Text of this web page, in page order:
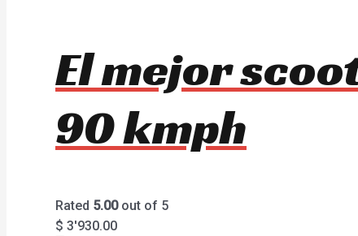
El mejor
90 kmph
Rated 5.00out of 5
$ 3'930.00